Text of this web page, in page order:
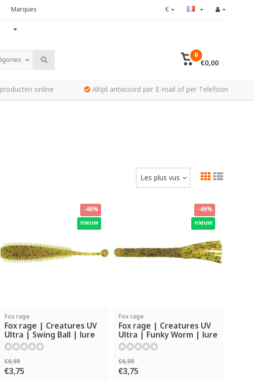
Marques €
0
€0,00
online Altijd antwoord per E-mail of per Telefoon
Les plus vus
-46%
nieuw
Fox rage
Fox rage | Creatures UV
Ultra | Swing Ball | lure
€6,99
€3,75
-46%
nieuw
Fox rage
Fox rage | Creatures UV
Ultra | Funky Worm | lure
€6,99
€3,75